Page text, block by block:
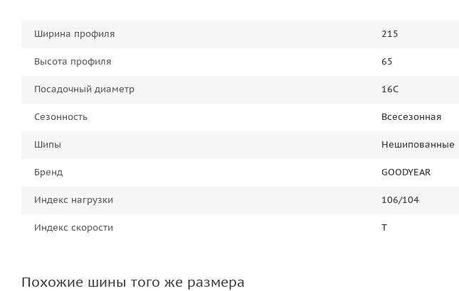
Ширина профиля 215
Высота профиля 65
Посадочный диаметр 16C
Сезонность Всесезонная
Шипы Нешипованные
Бренд GOODYEAR
Индекс нагрузки 106/104
Индекс скорости T
Похожие шины того же размера